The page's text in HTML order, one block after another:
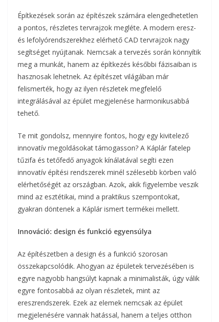
Építkezések során az építészek számára elengedhetetlen
a pontos, részletes tervrajzok megléte. A modern eresz-
és lefolyórendszerekhez elérhető CAD tervrajzok nagy
segítséget nyújtanak. Nemcsak a tervezés során könnyítik
meg a munkát, hanem az építkezés későbbi fázisaiban is
hasznosak lehetnek. Az építészet világában már
felismerték, hogy az ilyen részletek megfelelő
integrálásával az épület megjelenése harmonikusabbá
tehető.
Te mit gondolsz, mennyire fontos, hogy egy kivitelező
innovatív megoldásokat támogasson? A Káplár fatelep
tűzifa és tetőfedő anyagok kínálatával segíti ezen
innovatív építési rendszerek minél szélesebb körben való
elérhetőségét az országban. Azok, akik figyelembe veszik
mind az esztétikai, mind a praktikus szempontokat,
gyakran döntenek a Káplár ismert termékei mellett.
Innováció: design és funkció egyensúlya
Az építészetben a design és a funkció szorosan
összekapcsolódik. Ahogyan az épületek tervezésében is
egyre nagyobb hangsúlyt kapnak a minimalisták, úgy válik
egyre fontosabbá az olyan részletek, mint az
ereszrendszerek. Ezek az elemek nemcsak az épület
megjelenésére vannak hatással, hanem a teljes otthon